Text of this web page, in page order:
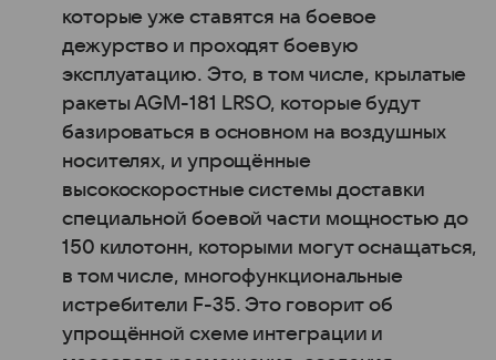
которые уже ставятся на боевое
дежурство и проходят боевую
эксплуатацию. Это, в том числе, крылатые
ракеты AGM-181 LRSO, которые будут
базироваться в основном на воздушных
носителях, и упрощённые
высокоскоростные системы доставки
специальной боевой части мощностью до
150 килотонн, которыми могут оснащаться,
в том числе, многофункциональные
истребители F-35. Это говорит об
упрощённой схеме интеграции и